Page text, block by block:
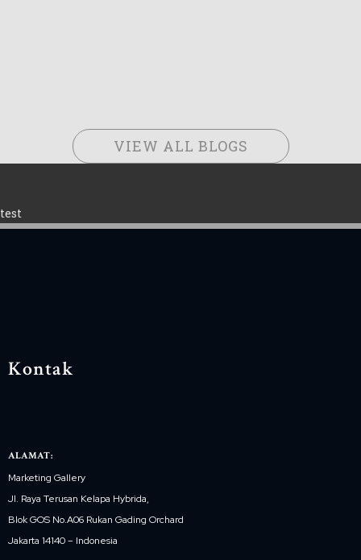
VIEW ALL BLOGS
test
Kontak
ALAMAT:
Marketing Gallery
Jl. Raya Terusan Kelapa Hybrida,
Blok GOS No.A06 Rukan Gading Orchard
Jakarta 14140 – Indonesia